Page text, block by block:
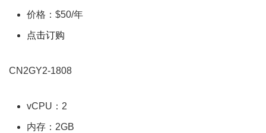
价格：$50/年
点击订购
CN2GY2-1808
vCPU：2
内存：2GB